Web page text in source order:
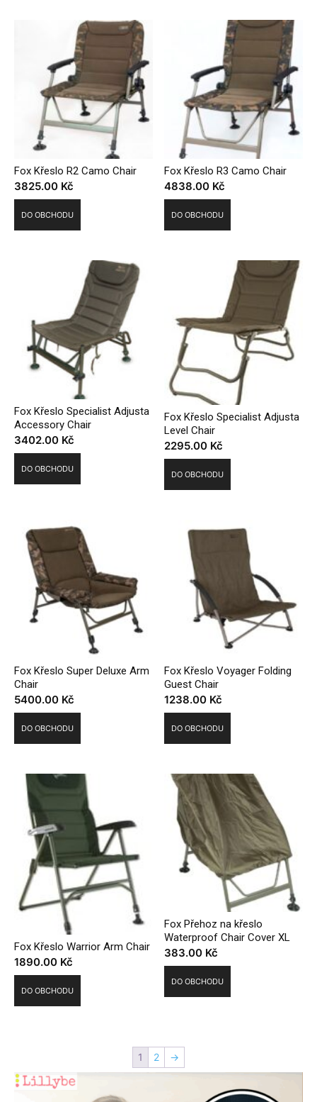
Fox Křeslo R2 Camo Chair
3825.00 Kč
DO OBCHODU
Fox Křeslo R3 Camo Chair
4838.00 Kč
DO OBCHODU
Fox Křeslo Specialist Adjusta
Accessory Chair
3402.00 Kč
DO OBCHODU
Fox Křeslo Specialist Adjusta
Level Chair
2295.00 Kč
DO OBCHODU
Fox Křeslo Super Deluxe Arm
Chair
5400.00 Kč
DO OBCHODU
Fox Křeslo Voyager Folding
Guest Chair
1238.00 Kč
DO OBCHODU
Fox Křeslo Warrior Arm Chair
1890.00 Kč
DO OBCHODU
Fox Přehoz na křeslo
Waterproof Chair Cover XL
383.00 Kč
DO OBCHODU
1 2 →